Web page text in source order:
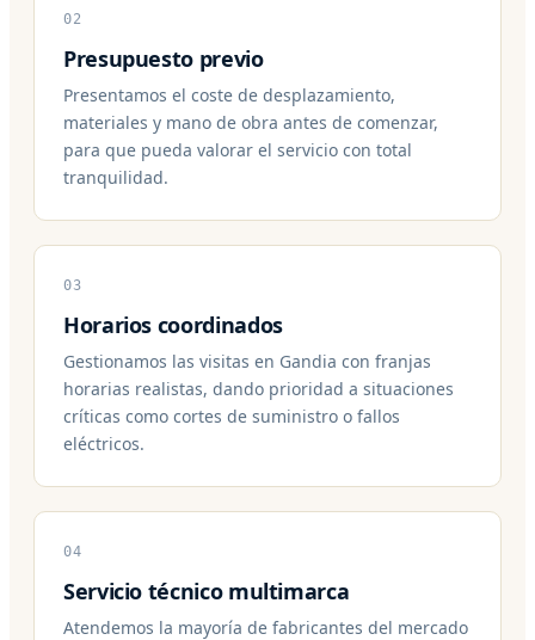
02
Presupuesto previo
Presentamos el coste de desplazamiento,
materiales y mano de obra antes de comenzar,
para que pueda valorar el servicio con total
tranquilidad.
03
Horarios coordinados
Gestionamos las visitas en Gandia con franjas
horarias realistas, dando prioridad a situaciones
críticas como cortes de suministro o fallos
eléctricos.
04
Servicio técnico multimarca
Atendemos la mayoría de fabricantes del mercado